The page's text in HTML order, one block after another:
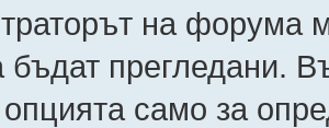
на форума
бъдат прегледани.
само за